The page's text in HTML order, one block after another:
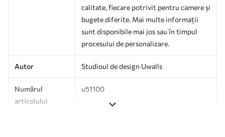
calitate, fiecare potrivit pentru camere și
bugete diferite. Mai multe informații
sunt disponibile mai jos sau în timpul
procesului de personalizare.
Autor Studioul de design Uwalls
Numărul
articolului
u51100